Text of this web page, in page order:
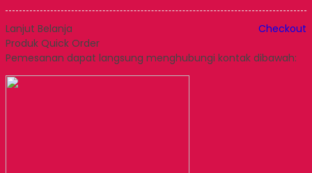
Lanjut Belanja
Checkout
Produk Quick Order
Pemesanan dapat langsung menghubungi kontak dibawah: